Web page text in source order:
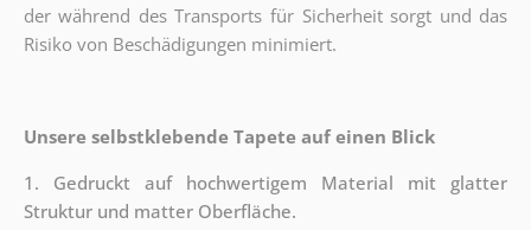
der während des Transports für Sicherheit sorgt und das
Risiko von Beschädigungen minimiert.
Unsere selbstklebende Tapete auf einen Blick
1. Gedruckt auf hochwertigem Material mit glatter
Struktur und matter Oberfläche.